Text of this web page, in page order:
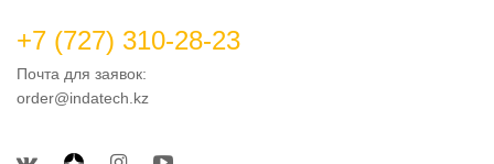
+7 (727) 310-28-23
Почта для заявок:
order@indatech.kz